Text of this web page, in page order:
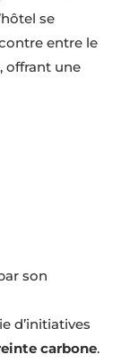
se
entre le
offrant une
son
d’initiatives
carbone.